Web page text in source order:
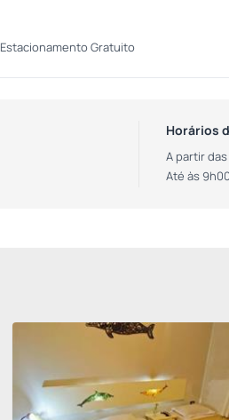
Estacionamento Gratuito
Horários
A partir
Até às